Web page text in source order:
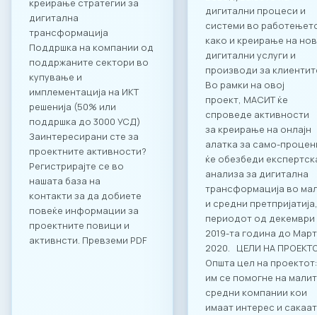
креирање стратегии за
дигитална
трансформација
Поддршка на компании од
поддржаните сектори во
купување и
имплементација на ИКТ
решенија (50% или
поддршка до 3000 УСД)
Заинтересирани сте за
проектните активности?
Регистрирајте се во
нашата база на
контакти за да добиете
повеќе информации за
проектните повици и
активнсти. Превземи PDF
дигитални процеси и
системи во
како и креирање на
дигитални услуги и
производи за
Во рамки на овој
проект, МАСИТ ќе
спроведе активности
за креирање на онлајн
алатка за само-
ќе обезбеди
анализа за дигитална
трансформација во
и средни
периодот од декември
2019-та година до Март
2020. ЦЕЛИ НА
Општа цел на
им се помогне на
средни компании кои
имаат интерес и